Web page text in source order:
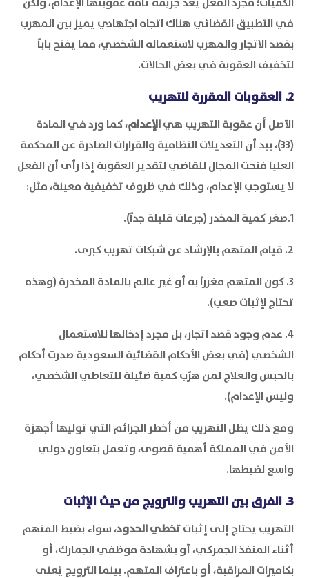
في التطبيق القضائي هناك اتجاه اجتهادي يميز بين المهرب
بقصد الاتجار والمهرب لاستعماله الشخصي، مما يفتح باباً
لتخفيف العقوبة في بعض الحالات.
2. العقوبات المقررة للتهريب
الأصل أن عقوبة التهريب هيالإعدام، كما ورد في المادة
(33)، بيد أن التعديلات النظامية والقرارات الصادرة عن المحكمة
العليا فتحت المجال للقاضي لتقدير العقوبة إذا رأى أن الفعل
لا يستوجب الإعدام، وذلك في ظروف تخفيفية معينة، مثل:
1.صغر كمية المخدر (جرعات قليلة جداً).
2. قيام المتهم بالإرشاد عن شبكات تهريب كبرى.
3. كون المتهم مغرراً به أو غير عالم بالمادة المخدرة (وهذه
تحتاج لإثبات صعب).
4. عدم وجود قصد اتجار، بل مجرد إدخالها للاستعمال
الشخصي (في بعض الأحكام القضائية السعودية صدرت أحكام
بالحبس والعلاج لمن هرّب كمية ضئيلة للتعاطي الشخصي،
وليس الإعدام).
ومع ذلك يظل التهريب من أخطر الجرائم التي توليها أجهزة
الأمن في المملكة أهمية قصوى، وتعمل بتعاون دولي
واسع لضبطها.
3. الفرق بين التهريب والترويج من حيث الإثبات
التهريب يحتاج إلى إثباتتخطي الحدود، سواء بضبط المتهم
أثناء المنفذ الجمركي، أو بشهادة موظفي الجمارك، أو
بكاميرات المراقبة، أو باعتراف المتهم. بينما الترويج يُعنى